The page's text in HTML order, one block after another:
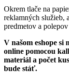
Okrem tlače na
reklamných služieb,
predmetov a polepov
V našom eshope si
online pomocou
materiál a počet
bude stáť.